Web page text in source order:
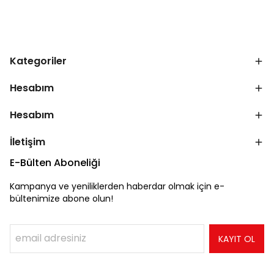
Kategoriler
Hesabım
Hesabım
İletişim
E-Bülten Aboneliği
Kampanya ve yeniliklerden haberdar olmak için e-
bültenimize abone olun!
KAYIT OL